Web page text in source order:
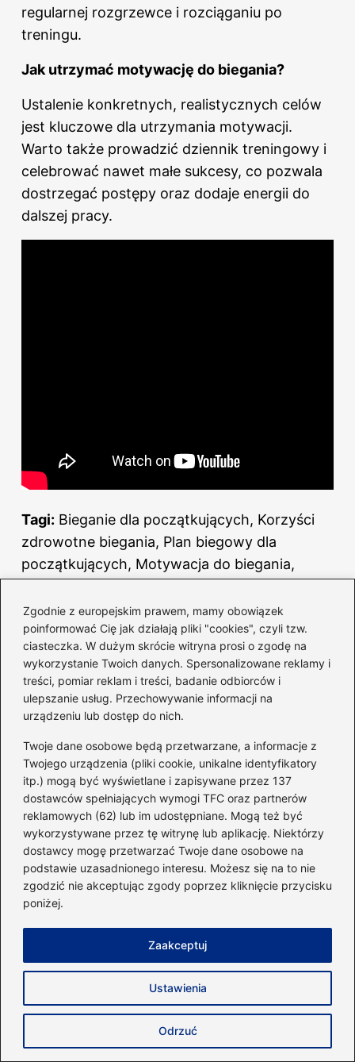
Zgodnie z europejskim prawem, mamy obowiązek
poinformować Cię jak działają pliki "cookies", czyli tzw.
ciasteczka. W dużym skrócie witryna prosi o zgodę na
wykorzystanie Twoich danych. Spersonalizowane reklamy i
treści, pomiar reklam i treści, badanie odbiorców i
ulepszanie usług. Przechowywanie informacji na
urządzeniu lub dostęp do nich.
Twoje dane osobowe będą przetwarzane, a informacje z
Twojego urządzenia (pliki cookie, unikalne identyfikatory
itp.) mogą być wyświetlane i zapisywane przez 137
dostawców spełniających wymogi TFC oraz partnerów
reklamowych (62) lub im udostępniane. Mogą też być
wykorzystywane przez tę witrynę lub aplikację. Niektórzy
dostawcy mogę przetwarzać Twoje dane osobowe na
podstawie uzasadnionego interesu. Możesz się na to nie
zgodzić nie akceptując zgody poprzez kliknięcie przycisku
poniżej.
Ustawienia
Odrzuć
Zaakceptuj
regularnej rozgrzewce i rozciąganiu po
treningu.
Jak utrzymać motywację do biegania?
Ustalenie konkretnych, realistycznych celów
jest kluczowe dla utrzymania motywacji.
Warto także prowadzić dziennik treningowy i
celebrować nawet małe sukcesy, co pozwala
dostrzegać postępy oraz dodaje energii do
dalszej pracy.
Tagi: Bieganie dla początkujących, Korzyści
zdrowotne biegania, Plan biegowy dla
początkujących, Motywacja do biegania,
Powiązane wpisy:
Odkryj, jakie mięśnie angażujesz
podczas spaceru farmera
Skuteczne metody na ćwiczenie
Odkryj, co jest niezbędne przed
treningami dla optymalnych wyników
Odkryj Tajemnice: Jakie Ćwiczenia Na
Mięśnie Głębokie Warto Włączyć Do
Treningu?
Jak często biegać, aby skutecznie
Czy bieganie na bieżni przynosi realne
korzyści dla zdrowia?
Skuteczne metody treningu na total
crunch – krok po kroku do lepszej formy